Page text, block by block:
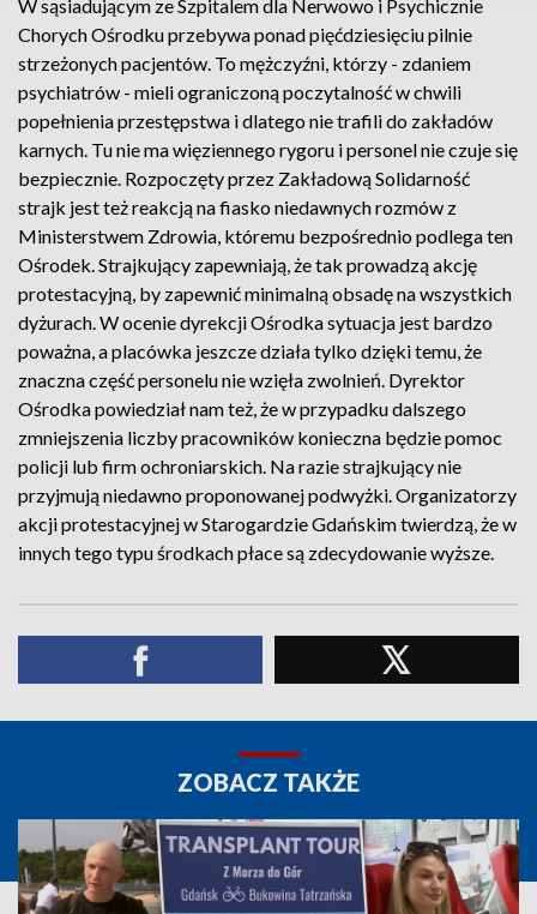
W sąsiadującym ze Szpitalem dla Nerwowo i Psychicznie
Chorych Ośrodku przebywa ponad pięćdziesięciu pilnie
strzeżonych pacjentów. To mężczyźni, którzy - zdaniem
psychiatrów - mieli ograniczoną poczytalność w chwili
popełnienia przestępstwa i dlatego nie trafili do zakładów
karnych. Tu nie ma więziennego rygoru i personel nie czuje się
bezpiecznie. Rozpoczęty przez Zakładową Solidarność
strajk jest też reakcją na fiasko niedawnych rozmów z
Ministerstwem Zdrowia, któremu bezpośrednio podlega ten
Ośrodek. Strajkujący zapewniają, że tak prowadzą akcję
protestacyjną, by zapewnić minimalną obsadę na wszystkich
dyżurach. W ocenie dyrekcji Ośrodka sytuacja jest bardzo
poważna, a placówka jeszcze działa tylko dzięki temu, że
znaczna część personelu nie wzięła zwolnień. Dyrektor
Ośrodka powiedział nam też, że w przypadku dalszego
zmniejszenia liczby pracowników konieczna będzie pomoc
policji lub firm ochroniarskich. Na razie strajkujący nie
przyjmują niedawno proponowanej podwyżki. Organizatorzy
akcji protestacyjnej w Starogardzie Gdańskim twierdzą, że w
innych tego typu środkach płace są zdecydowanie wyższe.
ZOBACZ TAKŻE